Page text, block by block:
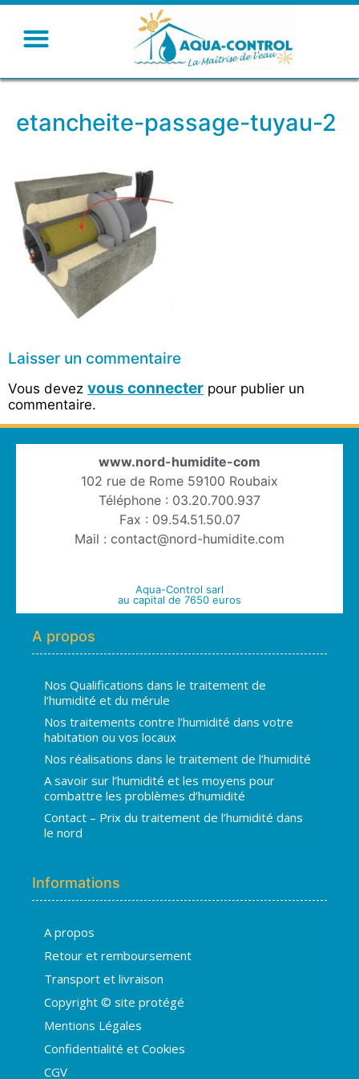
etancheite-passage-tuyau-2
Laisser un commentaire
Vous devez vous connecter pour publier un
commentaire.
www.nord-humidite-com
102 rue de Rome 59100 Roubaix
Téléphone : 03.20.700.937
Fax : 09.54.51.50.07
Mail : contact@nord-humidite.com
Aqua-Control sarl
au capital de 7650 euros
A propos
Nos Qualifications dans le traitement de
l’humidité et du mérule
Nos traitements contre l’humidité dans votre
habitation ou vos locaux
Nos réalisations dans le traitement de l’humidité
A savoir sur l’humidité et les moyens pour
combattre les problèmes d’humidité
Contact – Prix du traitement de l’humidité dans
le nord
Informations
A propos
Retour et remboursement
Transport et livraison
Copyright © site protégé
Mentions Légales
Confidentialité et Cookies
CGV
En ligne · répond en quelques secondes
H
👋 Bonjour ! Je suis
puis-je vous aider ?
06:48